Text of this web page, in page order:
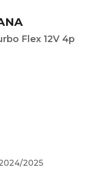
Flex 12V 4p
2025